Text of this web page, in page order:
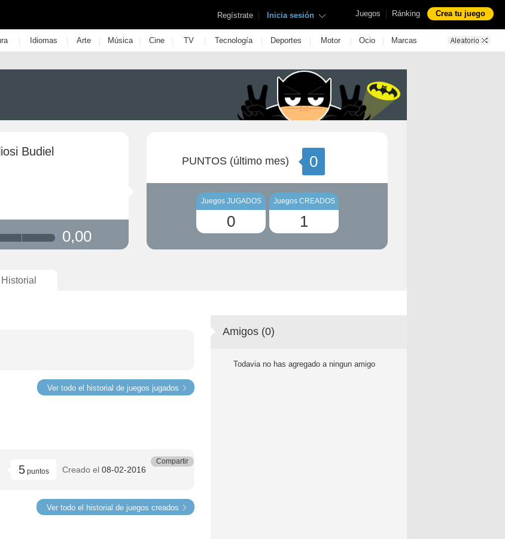
Juegos | Ránking Crea tu juego
Regístrate | Inicia sesión
| Idiomas | Arte | Música | Cine | TV | Tecnología | Deportes | Motor | Ocio | Marcas
Budiel
0,00
PUNTOS (último mes) 0
Juegos JUGADOS
0
Juegos CREADOS
1
Historial
Ver todo el historial de juegos jugados
5puntos Creado el 08-02-2016
Compartir
Ver todo el historial de juegos creados
Amigos (0)
Todavia no has agregado a ningun amigo